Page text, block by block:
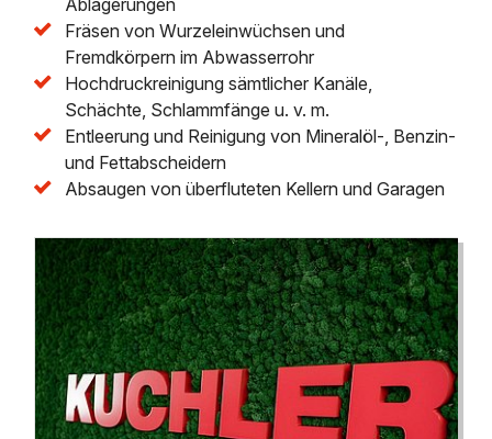
Fräsen von Wurzeleinwüchsen und
Fremdkörpern im Abwasserrohr
Hochdruckreinigung sämtlicher Kanäle,
Schächte, Schlammfänge u. v. m.
Entleerung und Reinigung von Mineralöl-, Benzin-
und Fettabscheidern
Absaugen von überfluteten Kellern und Garagen